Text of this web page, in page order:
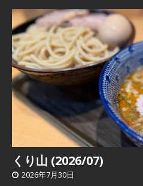
くり山 (2026/07)
2026年7月30日